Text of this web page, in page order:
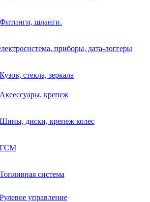
Фитинги, шланги.
приборы, дата-логгеры
Кузов, стекла, зеркала
Аксессуары, крепеж
Шины, диски, крепеж колес
ГСМ
Топливная система
Рулевое управление